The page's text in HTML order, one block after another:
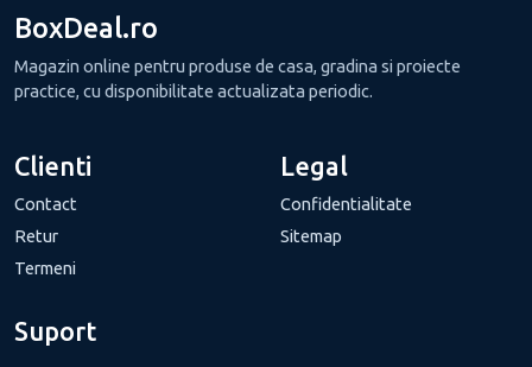
BoxDeal.ro
Magazin online pentru produse de casa, gradina si proiecte
practice, cu disponibilitate actualizata periodic.
Clienti
Contact
Retur
Termeni
Legal
Confidentialitate
Sitemap
Suport